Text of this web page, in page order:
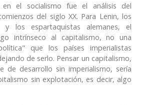
en el socialismo fue el análisis del
del siglo XX. Para Lenin, los
y los espartaquistas alemanes, el
intrínseco al capitalismo, no una
que los países imperialistas
de serlo. Pensar un capitalismo,
de desarrollo sin imperialismo, sería
sin explotación, es decir, algo